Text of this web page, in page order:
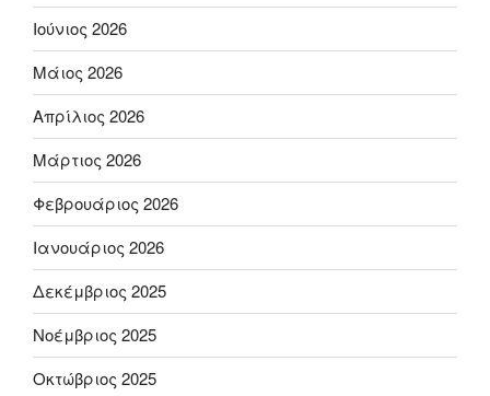
Ιούνιος 2026
Μάιος 2026
Απρίλιος 2026
Μάρτιος 2026
Φεβρουάριος 2026
Ιανουάριος 2026
Δεκέμβριος 2025
Νοέμβριος 2025
Οκτώβριος 2025